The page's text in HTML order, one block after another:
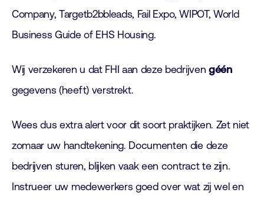
Company, Targetb2bbleads, Fail Expo, WIPOT, World
Business Guide of EHS Housing.
Wij verzekeren u dat FHI aan deze bedrijven géén
gegevens (heeft) verstrekt.
Wees dus extra alert voor dit soort praktijken. Zet niet
zomaar uw handtekening. Documenten die deze
bedrijven sturen, blijken vaak een contract te zijn.
Instrueer uw medewerkers goed over wat zij wel en